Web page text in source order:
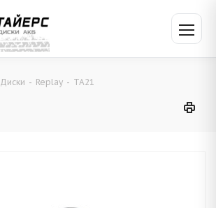
Диски - Replay - TA21